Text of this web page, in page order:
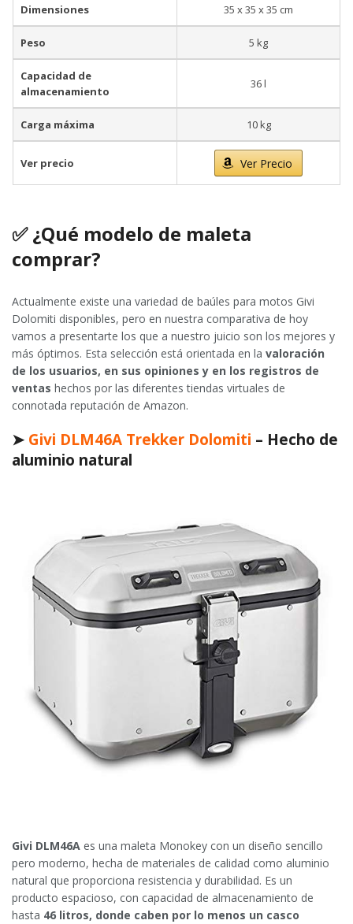
Dimensiones 35 x 35 x 35 cm
Peso 5 kg
Capacidad de
almacenamiento
36 l
Carga máxima 10 kg
Ver precio Ver Precio
✅¿Qué modelo de maleta
comprar?
Actualmente existe una variedad de baúles para motos Givi
Dolomiti disponibles, pero en nuestra comparativa de hoy
vamos a presentarte los que a nuestro juicio son los mejores y
más óptimos. Esta selección está orientada en la valoración
de los usuarios, en sus opiniones y en los registros de
ventas hechos por las diferentes tiendas virtuales de
connotada reputación de Amazon.
➤ Givi DLM46A Trekker Dolomiti – Hecho de
aluminio natural
Givi DLM46A es una maleta Monokey con un diseño sencillo
pero moderno, hecha de materiales de calidad como aluminio
natural que proporciona resistencia y durabilidad. Es un
producto espacioso, con capacidad de almacenamiento de
hasta 46 litros, donde caben por lo menos un casco